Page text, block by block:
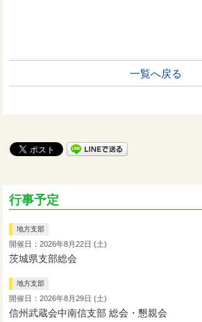
一覧へ戻る
行事予定
地方支部
開催日：2026年8月22日 (土)
茨城県支部総会
地方支部
開催日：2026年8月29日 (土)
信州武蔵会中南信支部 総会・懇親会